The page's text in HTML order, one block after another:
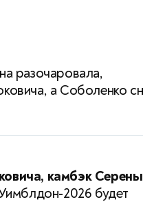
разочаровала,
а Соболенко
камбэк
2026 будет